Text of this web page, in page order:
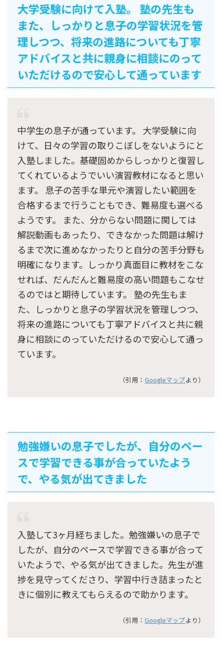
大学受験に向けて入塾。 塾の先生も
また、しっかりと息子の学習状況を管
理しつつ、将来の進路についても丁寧
アドバイスと共に親身に相談にのって
いただけるので安心して通っています
中学生の息子が通っています。 大学受験に向
けて、日々の学習の取りこぼしをないようにと
入塾しました。基礎固めからしっかりと復習し
てくれているようでいい演習教材になると思い
ます。 息子の苦手な単元や演習したい範囲を
合格するまで行うこともでき、難易度も選べる
ようです。 また、分からない問題に関しては
解説動画もあったり、できなかった問題は解け
るまで次に進めなかったりと自分の苦手分野も
明確になります。しっかり真面目に教材をこな
せれば、だんだんと難易度の高い問題もこなせ
るのではと期待しています。 塾の先生もま
た、しっかりと息子の学習状況を管理しつつ、
将来の進路についても丁寧アドバイスと共に親
身に相談にのっていただけるので安心して通っ
ています。
（引用： Googleマップより）
勉強嫌いの息子でしたが、自分のペー
スで学習できる事が合っていたよう
で、やる気が出てきました
入塾して3ヶ月経ちました。勉強嫌いの息子で
したが、自分のペースで学習できる事が合って
いたようで、やる気が出てきました。先生が進
捗を見守ってくださり、学習中行き詰まったと
きに個別に教えてもらえるので助かります。
（引用： Googleマップより）